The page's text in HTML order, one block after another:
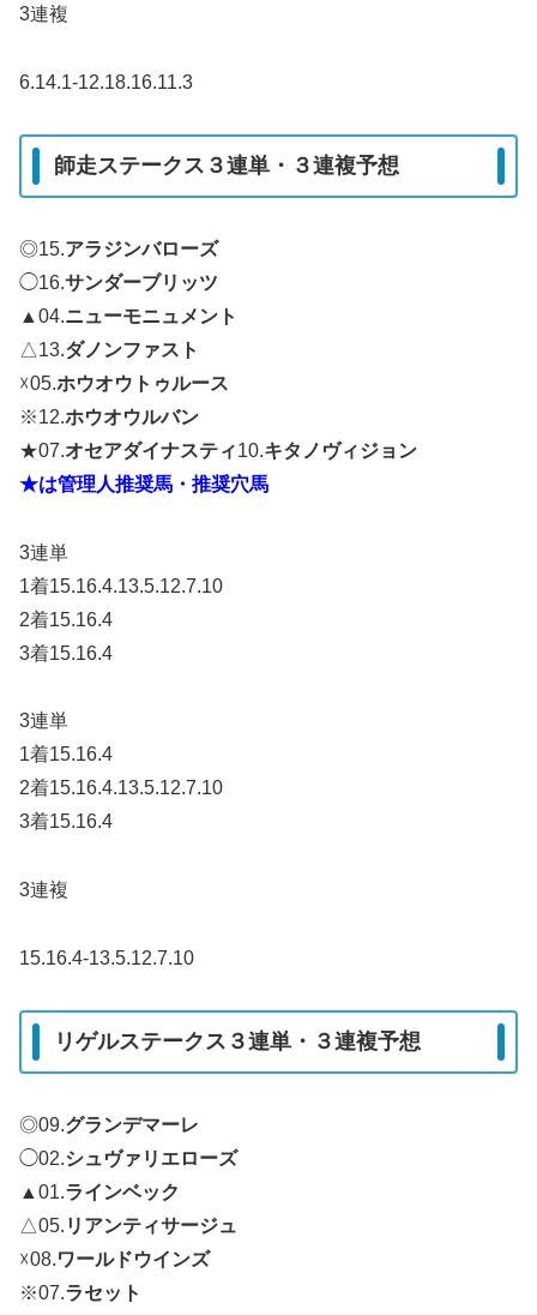
3連複
6.14.1-12.18.16.11.3
師走ステークス３連単・３連複予想
◎15.アラジンバローズ
◯16.サンダーブリッツ
▲04.ニューモニュメント
△13.ダノンファスト
☓05.ホウオウトゥルース
※12.ホウオウルバン
★07.オセアダイナスティ10.キタノヴィジョン
★は管理人推奨馬・推奨穴馬
3連単
1着15.16.4.13.5.12.7.10
2着15.16.4
3着15.16.4
3連単
1着15.16.4
2着15.16.4.13.5.12.7.10
3着15.16.4
3連複
15.16.4-13.5.12.7.10
リゲルステークス３連単・３連複予想
◎09.グランデマーレ
◯02.シュヴァリエローズ
▲01.ラインベック
△05. リアンティサージュ
☓08.ワールドウインズ
※07.ラセット